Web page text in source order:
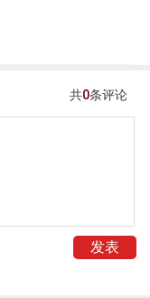
共0条评论